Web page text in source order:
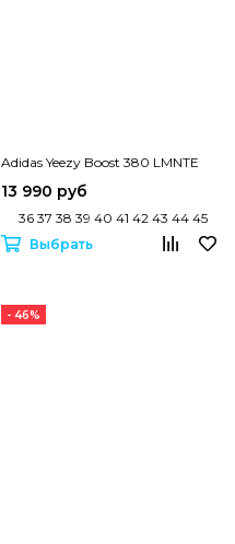
Adidas Yeezy Boost 380 LMNTE
13 990 руб
36 37 38 39 40 41 42 43 44 45
Выбрать
- 46%